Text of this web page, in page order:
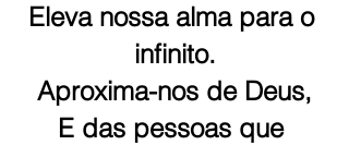
Eleva nossa alma para o
infinito.
Aproxima-nos de Deus,
E das pessoas que